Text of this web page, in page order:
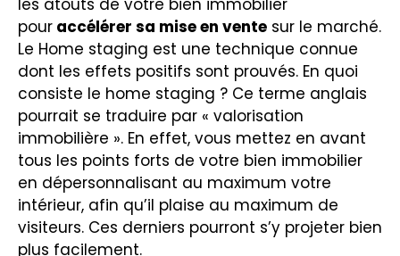
pour accélérer sa mise en vente sur le marché.
Le Home staging est une technique connue
dont les effets positifs sont prouvés. En quoi
consiste le home staging ? Ce terme anglais
pourrait se traduire par « valorisation
immobilière ». En effet, vous mettez en avant
tous les points forts de votre bien immobilier
en dépersonnalisant au maximum votre
intérieur, afin qu’il plaise au maximum de
visiteurs. Ces derniers pourront s’y projeter bien
plus facilement.